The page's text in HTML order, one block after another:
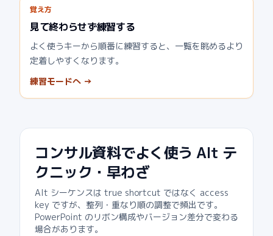
覚え方
見て終わらせず練習する
よく使うキーから順番に練習すると、一覧を眺めるより
定着しやすくなります。
練習モードへ →
コンサル資料でよく使う Alt テ
クニック・早わざ
Alt シーケンスは true shortcut ではなく access
key ですが、整列・重なり順の調整で頻出です。
PowerPoint のリボン構成やバージョン差分で変わる
場合があります。